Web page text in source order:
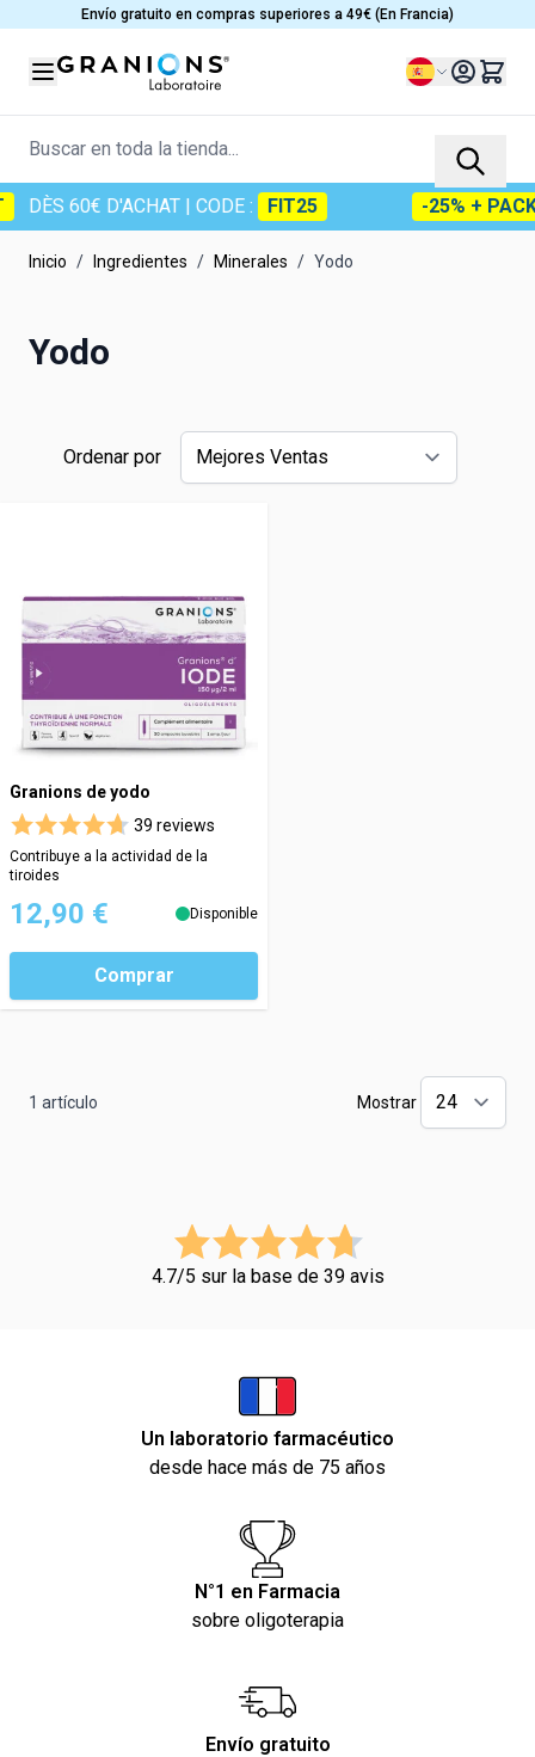
Ir al contenidoEnvío gratuito en compras superiores a 49€ (En Francia)
Lenguaje
Buscar en toda la tienda...
DÈS 60€ D'ACHAT| CODE : FIT25 -25% +
Inicio / Ingredientes / Minerales / Yodo
Yodo
Ordenar por
Granions de yodo
39 reviews
Contribuye a la actividad de la
tiroides
12,90 € Disponible
Comprar
1 artículo Mostrar
4.7/5 sur la base de 39 avis
Un laboratorio farmacéutico
desde hace más de 75 años
N°1 en Farmacia
sobre oligoterapia
Envío gratuito